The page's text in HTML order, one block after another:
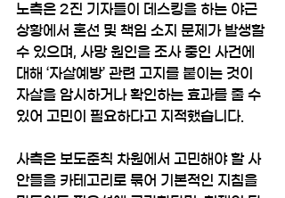
노측은 2진 기자들이 데스킹을 하는 야근
상황에서 혼선 및 책임 소지 문제가 발생할
수 있으며, 사망 원인을 조사 중인 사건에
대해 ‘자살예방’ 관련 고지를 붙이는 것이
자살을 암시하거나 확인하는 효과를 줄 수
있어 고민이 필요하다고 지적했습니다.
사측은 보도준칙 차원에서 고민해야 할 사
안들을 카테고리로 묶어 기본적인 지침을